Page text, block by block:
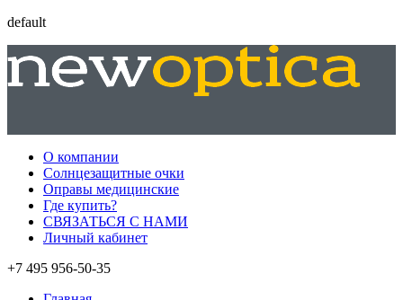
default
О компании
Солнцезащитные очки
Оправы медицинские
Где купить?
СВЯЗАТЬСЯ С НАМИ
Личный кабинет
+7 495 956-50-35